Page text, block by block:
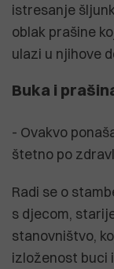
istresanje
oblak prašine
ulazi u njihove
Buka i
- Ovakvo
štetno po
Radi se o
s djecom,
stanovništvo,
izloženost buci